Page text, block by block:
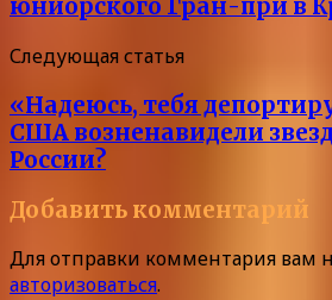
юниорского Гран-при в
Следующая статья
«Надеюсь, тебя
США возненавидели
России?
Добавить комментарий
Для отправки комментария вам
авторизоваться.